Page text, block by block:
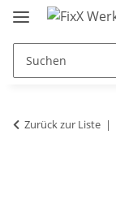
Zurück zur Liste